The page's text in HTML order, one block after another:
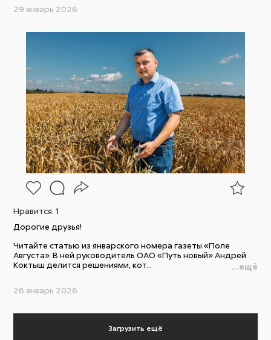
29 январь 2026
Нравится:1
Дорогие друзья!
Читайте статью из январского номера газеты «Поле
Августа». В ней руководитель ОАО «Путь новый» Андрей
Коктыш делится решениями, кот...
...ещё
28 январь 2026
Загрузить ещё